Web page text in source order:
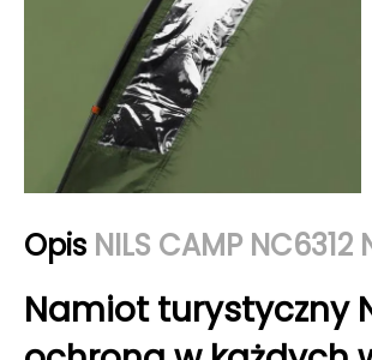
Opis NILS CAMP NC6312
Namiot turystyczny